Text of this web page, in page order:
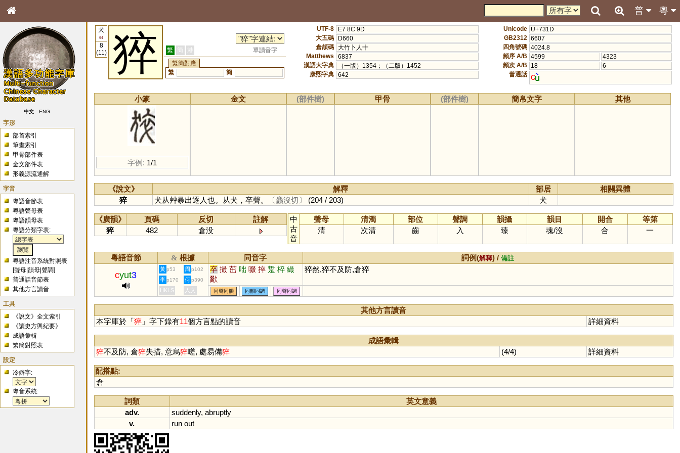
粵
普
中文 ENG
字形
部首索引
筆畫索引
甲骨部件表
金文部件表
形義源流通解
字音
粵語音節表
粵語聲母表
粵語韻母表
粵語分類字表:
粵語注音系統對照表
[聲母 |韻母 |聲調]
普通話音節表
其他方言讀音
工具
《說文》全文索引
《讀史方輿紀要》
成語彙輯
繁簡對照表
設定
冷僻字:
粵音系統:
犬
94
8
(11)
猝 繁 簡 港
單讀音字
繁簡對應
繁
簡
UTF-8
E7 8C 9D
大五碼
D660
倉頡碼 大竹卜人十
Matthews
6837
漢語大字典
（一版）1354；（二版）1452
康熙字典 642
Unicode U+731D
GB2312 6607
四角號碼 4024.8
頻序 A/B 4599
4323
頻次 A/B
18
6
普通話 c
小篆
字例: 1/1
金文 (部件樹) 甲骨 (部件樹) 簡帛文字 其他
《說文》 解釋 部居
相關異體
猝
犬从艸暴出逐人也。从犬，卒聲。 〔麤沒切〕 (204 / 203) 犬
《廣韻》 頁碼 反切
註解
猝
482 倉没
中
古
音
聲母 清濁 部位 聲調 韻攝 韻目 開合
等第
清
次清 齒 入 臻 魂/沒 合 一
粵語音節 & 根據 同音字 詞例(解釋) /備註
cyut3
黃 p53 周 p102 卒 撮 茁 咄 啜 捽 踅 椊 繓
歠
猝然,猝不及防,倉猝
李 p170 何 p390
HKLS 人文 同聲同韻 同韻同調 同聲同調
其他方言讀音
本字庫於「猝」字下錄有11個方言點的讀音 詳細資料
成語彙輯
猝不及防, 倉猝失措, 意烏猝嗟, 處易備猝 (4/4) 詳細資料
配搭點:
倉
詞類
英文意義
adv.
suddenly, abruptly
v.
run out